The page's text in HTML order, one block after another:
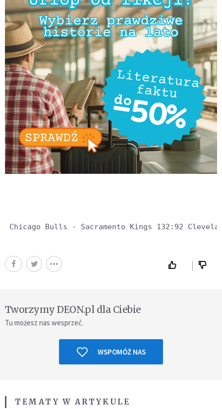
Chicago Bulls - Sacramento Kings 132:92
Tworzymy DEON.pl dla Ciebie
Tu możesz nas wesprzeć.
WSPOMÓŻ NAS
TEMATY W ARTYKULE